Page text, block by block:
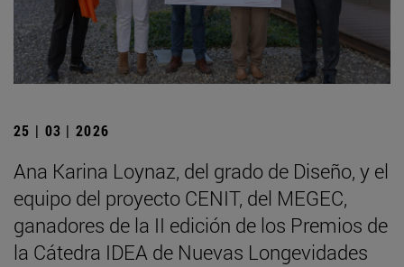
25 | 03 | 2026
Ana Karina Loynaz, del grado de Diseño, y el
equipo del proyecto CENIT, del MEGEC,
ganadores de la II edición de los Premios de
la Cátedra IDEA de Nuevas Longevidades